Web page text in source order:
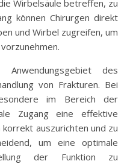
Wirbelsäule betreffen, zu
können Chirurgen direkt
und Wirbel zugreifen, um
des
von Frakturen. Bei
im Bereich der
Zugang eine effektive
auszurichten und zu
um eine optimale
der Funktion zu